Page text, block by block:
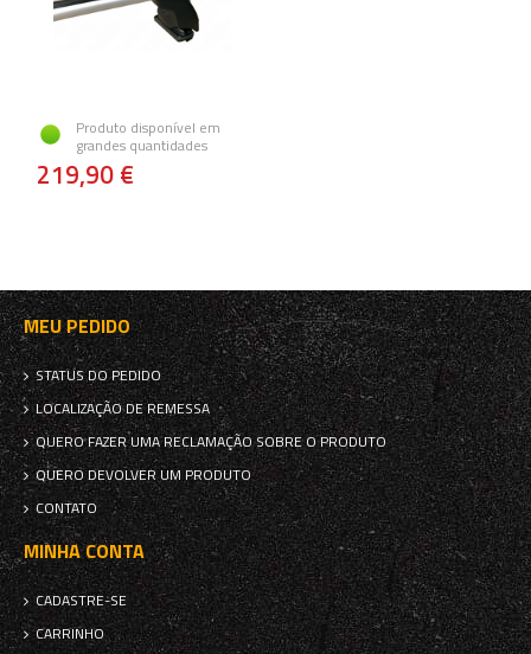
Produto disponível em
grandes quantidades
219,90 €
MEU PEDIDO
STATUS DO PEDIDO
LOCALIZAÇÃO DE REMESSA
QUERO FAZER UMA RECLAMAÇÃO SOBRE O PRODUTO
QUERO DEVOLVER UM PRODUTO
CONTATO
MINHA CONTA
CADASTRE-SE
CARRINHO